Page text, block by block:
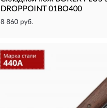
DROPPOINT 01BO400
8 860 руб.